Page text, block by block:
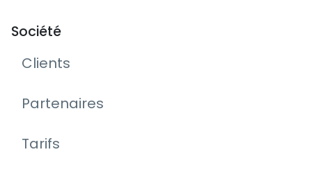
Société
Clients
Partenaires
Tarifs